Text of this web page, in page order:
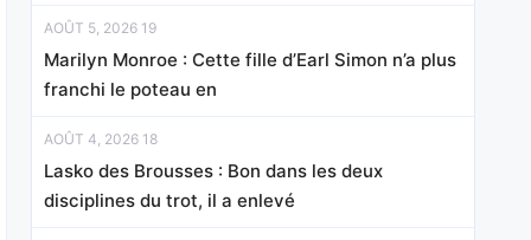
AOÛT 5, 2026 19
Marilyn Monroe : Cette fille d’Earl Simon n’a plus
franchi le poteau en
AOÛT 4, 2026 18
Lasko des Brousses : Bon dans les deux
disciplines du trot, il a enlevé